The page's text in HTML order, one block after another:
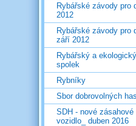
Rybářské závody pro
2012
Rybářské závody pro
září 2012
Rybářský a ekologický
spolek
Rybníky
Sbor dobrovolných
SDH - nové zásahové
vozidlo_ duben 2016